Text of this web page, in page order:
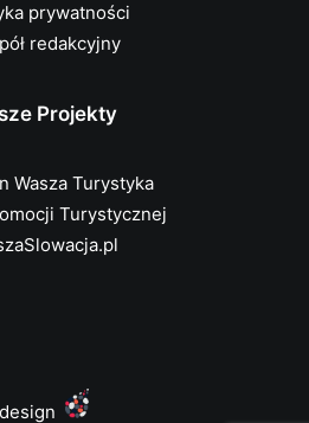
prywatności
redakcyjny
Projekty
Wasza Turystyka
Turystycznej
design